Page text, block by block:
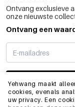
Yehwang maakt
cookies, evenals
uw privacy. Een
Ontvang exclusieve
onze nieuwste
Ontvang een